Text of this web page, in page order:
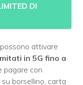
DI
possono attivare
in 5G fino a
pagare con
borsellino, carta